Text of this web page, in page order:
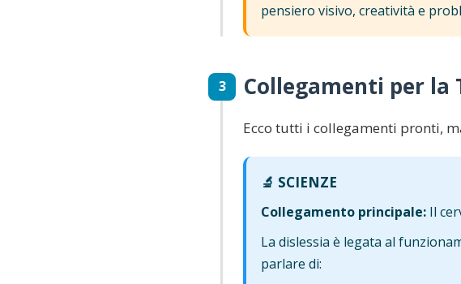
pensiero visivo, creatività e
3 Collegamenti per la
Ecco tutti i collegamenti pronti,
🔬 SCIENZE
Collegamento principale: Il
La dislessia è legata al
parlare di: